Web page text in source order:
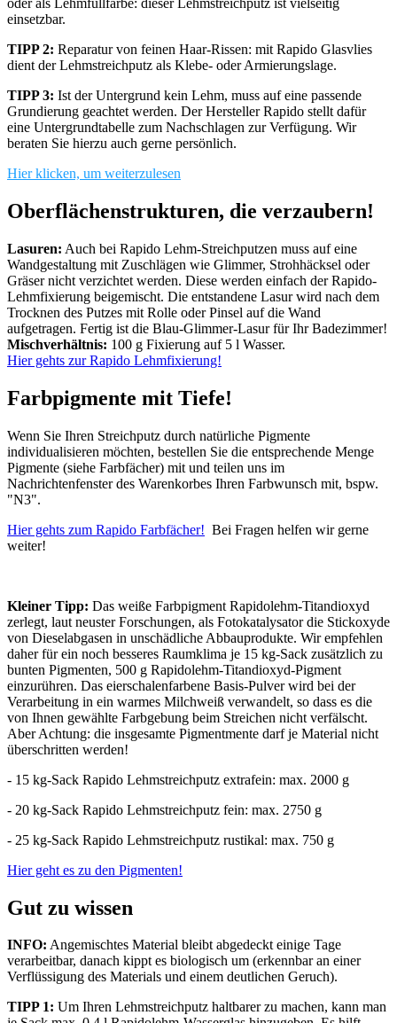
oder als Lehmfüllfarbe: dieser Lehmstreichputz ist vielseitig
einsetzbar.
TIPP 2: Reparatur von feinen Haar-Rissen: mit Rapido Glasvlies
dient der Lehmstreichputz als Klebe- oder Armierungslage.
TIPP 3: Ist der Untergrund kein Lehm, muss auf eine passende
Grundierung geachtet werden. Der Hersteller Rapido stellt dafür
eine Untergrundtabelle zum Nachschlagen zur Verfügung. Wir
beraten Sie hierzu auch gerne persönlich.
Hier klicken, um weiterzulesen
Oberflächenstrukturen, die verzaubern!
Lasuren: Auch bei Rapido Lehm-Streichputzen muss auf eine
Wandgestaltung mit Zuschlägen wie Glimmer, Strohhäcksel oder
Gräser nicht verzichtet werden. Diese werden einfach der Rapido-
Lehmfixierung beigemischt. Die entstandene Lasur wird nach dem
Trocknen des Putzes mit Rolle oder Pinsel auf die Wand
aufgetragen. Fertig ist die Blau-Glimmer-Lasur für Ihr Badezimmer!
Mischverhältnis: 100 g Fixierung auf 5 l Wasser.
Hier gehts zur Rapido Lehmfixierung!
Farbpigmente mit Tiefe!
Wenn Sie Ihren Streichputz durch natürliche Pigmente
individualisieren möchten, bestellen Sie die entsprechende Menge
Pigmente (siehe Farbfächer) mit und teilen uns im
Nachrichtenfenster des Warenkorbes Ihren Farbwunsch mit, bspw.
"N3".
Hier gehts zum Rapido Farbfächer! Bei Fragen helfen wir gerne
weiter!
Kleiner Tipp: Das weiße Farbpigment Rapidolehm-Titandioxyd
zerlegt, laut neuster Forschungen, als Fotokatalysator die Stickoxyde
von Dieselabgasen in unschädliche Abbauprodukte. Wir empfehlen
daher für ein noch besseres Raumklima je 15 kg-Sack zusätzlich zu
bunten Pigmenten, 500 g Rapidolehm-Titandioxyd-Pigment
einzurühren. Das eierschalenfarbene Basis-Pulver wird bei der
Verarbeitung in ein warmes Milchweiß verwandelt, so dass es die
von Ihnen gewählte Farbgebung beim Streichen nicht verfälscht.
Aber Achtung: die insgesamte Pigmentmente darf je Material nicht
überschritten werden!
- 15 kg-Sack Rapido Lehmstreichputz extrafein: max. 2000 g
- 20 kg-Sack Rapido Lehmstreichputz fein: max. 2750 g
- 25 kg-Sack Rapido Lehmstreichputz rustikal: max. 750 g
Hier geht es zu den Pigmenten!
Gut zu wissen
INFO: Angemischtes Material bleibt abgedeckt einige Tage
verarbeitbar, danach kippt es biologisch um (erkennbar an einer
Verflüssigung des Materials und einem deutlichen Geruch).
TIPP 1: Um Ihren Lehmstreichputz haltbarer zu machen, kann man